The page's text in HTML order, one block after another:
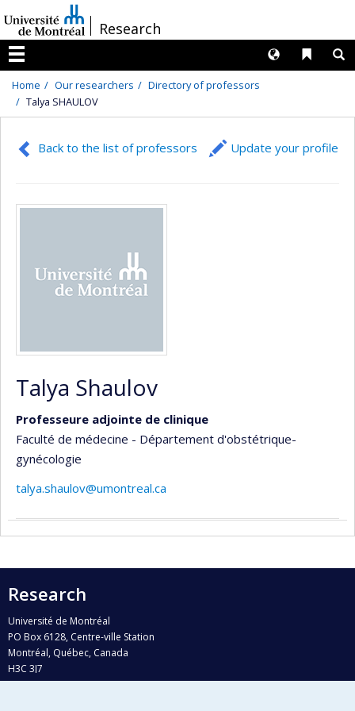
au
contenu
/Research
Menu
Liens
Langues
Home Our researchers
Directory of professors
Talya SHAULOV
Back to the list of professors Update your profile
Talya Shaulov
Professeure adjointe de clinique
Faculté de médecine - Département d'obstétrique-
gynécologie
talya.shaulov@umontreal.ca
Research
Université de Montréal
PO Box 6128, Centre-ville Station
Montréal, Québec, Canada
H3C 3J7